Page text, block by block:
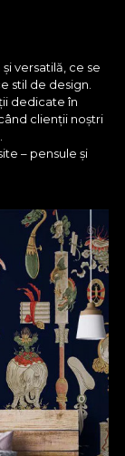
versatilă, ce se
stil de design.
dedicate în
clienții noștri
– pensule și
rând cu un
de satisfacția și
al visurilor lor.